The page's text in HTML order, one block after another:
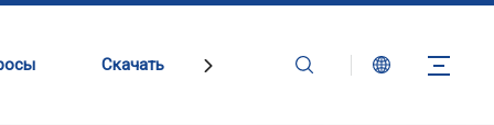
Скачать Связаться с нами